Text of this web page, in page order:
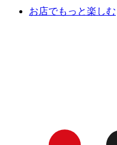
お店でもっと楽しむ